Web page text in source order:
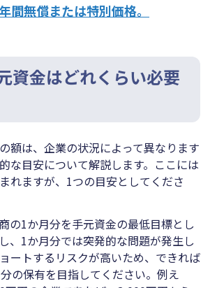
間無償または特別価格。
資金はどれくらい必要
額は、企業の状況によって異なります
な目安について解説します。ここには
れますが、1つの目安としてくださ
の1か月分を手元資金の最低目標とし
、1か月分では突発的な問題が発生し
ートするリスクが高いため、できれば
の保有を目指してください。例え